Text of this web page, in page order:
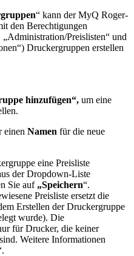
“ kann der MyQ Roger-
den Berechtigungen
Preislisten“ und
Druckergruppen erstellen
hinzufügen“, um eine
einen Namen für die neue
eine Preisliste
der Dropdown-Liste
Sie auf „Speichern“.
Preisliste ersetzt die
Erstellen der Druckergruppe
wurde). Die
für Drucker, die keiner
Weitere Informationen